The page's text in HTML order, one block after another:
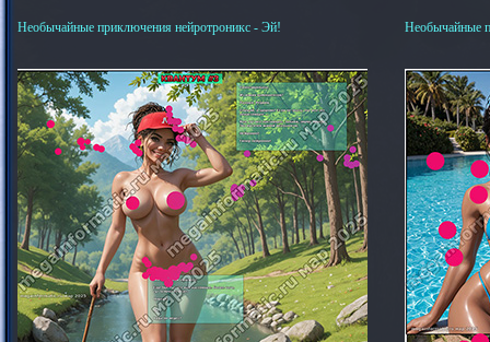
Необычайные приключения нейротроникс - Эй! Необычайные